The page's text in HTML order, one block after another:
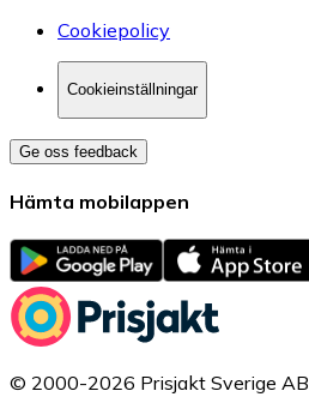
Cookiepolicy
Cookieinställningar
Ge oss feedback
Hämta mobilappen
© 2000-2026 Prisjakt Sverige AB